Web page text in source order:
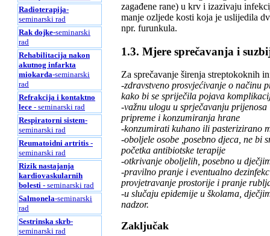
Radioterapija-
seminarski rad
Rak dojke-seminarski
rad
Rehabilitacija nakon
akutnog infarkta
miokarda-seminarski
rad
Refrakcija i kontaktno
lece - seminarski rad
Respiratorni sistem-
seminarski rad
Reumatoidni artritis -
seminarski rad
Rizik nastajanja
kardiovaskularnih
bolesti - seminarski rad
Salmonela-seminarski
rad
Sestrinska skrb-
seminarski rad
zagađene rane) u krv i izazivaju
manje ozljede kosti koja je uslijedila
npr. furunkula.
1.3. Mjere sprečavanja i
Za sprečavanje širenja streptokoknih
-zdravstveno prosvjećivanje o načinu
kako bi se spriječila pojava
-važnu ulogu u sprječavanju
pripreme i konzumiranja hrane
-konzumirati kuhano ili pasterizirano
-oboljele osobe ,posebno djeca, ne bi
početka antibiotske terapije
-otkrivanje oboljelih, posebno u
-pravilno pranje i eventualno
provjetravanje prostorije i pranje
-u slučaju epidemije u školama,
nadzor.
Zaključak